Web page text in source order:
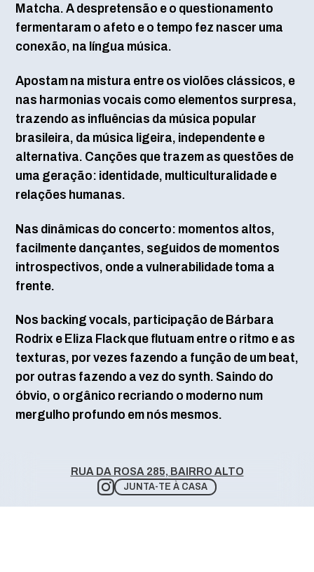
Matcha. A despretensão e o questionamento
fermentaram o afeto e o tempo fez nascer uma
conexão, na língua música.
Apostam na mistura entre os violões clássicos, e
nas harmonias vocais como elementos surpresa,
trazendo as influências da música popular
brasileira, da música ligeira, independente e
alternativa. Canções que trazem as questões de
uma geração: identidade, multiculturalidade e
relações humanas.
Nas dinâmicas do concerto: momentos altos,
facilmente dançantes, seguidos de momentos
introspectivos, onde a vulnerabilidade toma a
frente.
Nos backing vocals, participação de Bárbara
Rodrix e Eliza Flack que flutuam entre o ritmo e as
texturas, por vezes fazendo a função de um beat,
por outras fazendo a vez do synth. Saindo do
óbvio, o orgânico recriando o moderno num
mergulho profundo em nós mesmos.
RUA DA ROSA 285, BAIRRO ALTO
JUNTA-TE À CASA